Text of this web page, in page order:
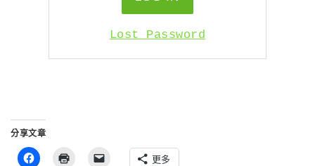
Lost Password
分享文章
更多